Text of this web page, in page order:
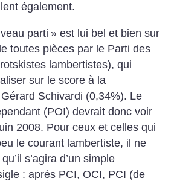
également.
parti » est lui bel et bien sur
toutes pièces par le Parti des
lambertistes), qui
sur le score à la
Schivardi (0,34%). Le
(POI) devrait donc voir
2008. Pour ceux et celles qui
le courant lambertiste, il ne
s’agira d’un simple
: après PCI, OCI, PCI (de